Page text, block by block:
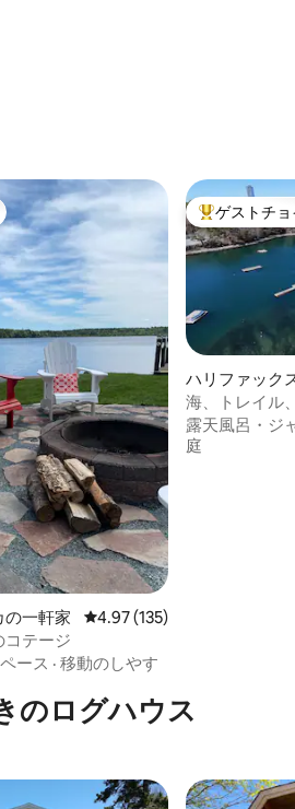
平均評価
イスです。
の一軒家 レビュー135件、5つ星中
4.97 (135)
コテージ
ース · 移動のしやす
大好評のゲ
ゲストチョ
ハリファック
海、トレイル
露天風呂・ジ
庭
のログハウス